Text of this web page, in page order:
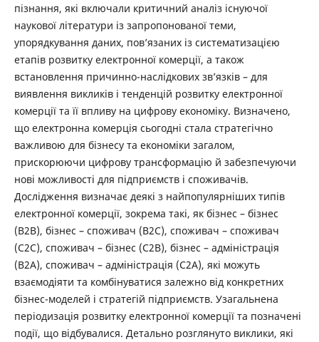
пізнання, які включали критичний аналіз існуючої
наукової літератури із запропонованої теми,
упорядкування даних, пов’язаних із систематизацією
етапів розвитку електронної комерції, а також
встановлення причинно-наслідкових зв’язків – для
виявлення викликів і тенденцій розвитку електронної
комерції та її впливу на цифрову економіку. Визначено,
що електронна комерція сьогодні стала стратегічно
важливою для бізнесу та економіки загалом,
прискорюючи цифрову трансформацію й забезпечуючи
нові можливості для підприємств і споживачів.
Дослідження визначає деякі з найпопулярніших типів
електронної комерції, зокрема такі, як бізнес – бізнес
(B2B), бізнес – споживач (B2C), споживач – споживач
(C2C), споживач – бізнес (C2B), бізнес – адміністрація
(B2A), споживач – адміністрація (C2A), які можуть
взаємодіяти та комбінуватися залежно від конкретних
бізнес-моделей і стратегій підприємств. Узагальнена
періодизація розвитку електронної комерції та позначені
події, що відбувалися. Детально розглянуто виклики, які